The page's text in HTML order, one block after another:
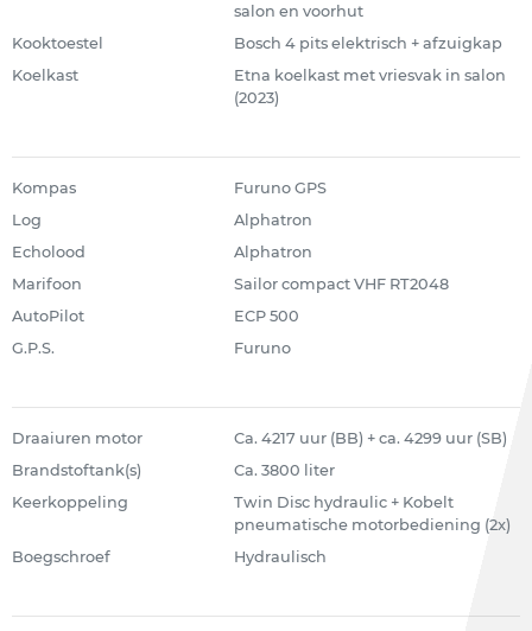
salon en voorhut
Kooktoestel
Bosch 4 pits elektrisch + afzuigkap
Koelkast
Etna koelkast met vriesvak in salon
(2023)
Kompas
Furuno GPS
Log
Alphatron
Echolood
Alphatron
Marifoon
Sailor compact VHF RT2048
AutoPilot
ECP 500
G.P.S.
Furuno
Draaiuren motor
Ca. 4217 uur (BB) + ca. 4299 uur (SB)
Brandstoftank(s)
Ca. 3800 liter
Keerkoppeling
Twin Disc hydraulic + Kobelt
pneumatische motorbediening (2x)
Boegschroef
Hydraulisch